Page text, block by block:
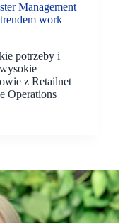
Management
work
potrzeby i
z Retailnet
Operations